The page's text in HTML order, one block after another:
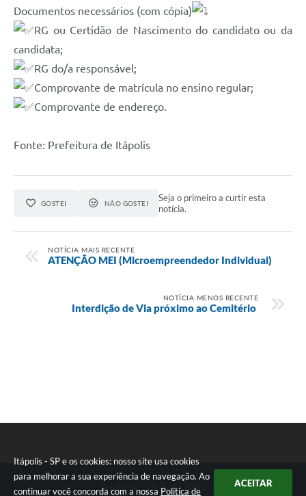
Itápolis - SP e os cookies: nosso site usa cookies
para melhorar a sua experiência de navegação. Ao
continuar você concorda com a nossa Política de
ACEITAR
Contas Públicas
Links
Telefones Úteis
Transparência
e-SIC
Diário Oficial
Documentos necessários (com cópia)
RG ou Certidão de Nascimento do candidato ou da
candidata;
RG do/a responsável;
Comprovante de matrícula no ensino regular;
Comprovante de endereço.
Fonte: Prefeitura de Itápolis
GOSTEI NÃO GOSTEI
Seja o primeiro a curtir esta
notícia.
NOTÍCIA MAIS RECENTE
ATENÇÃO MEI (Microempreendedor Individual)
NOTÍCIA MENOS RECENTE
Interdição de Via próximo ao Cemitério
Telefone: (16) 3263.8000